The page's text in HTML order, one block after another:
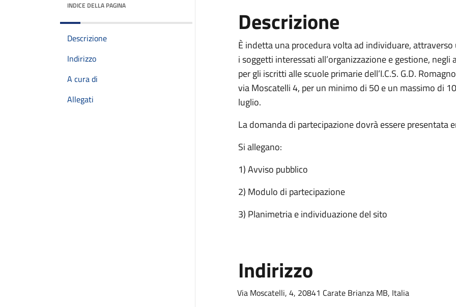
INDICE DELLA PAGINA
Descrizione
Indirizzo
A cura di
Allegati
Descrizione
È indetta una procedura volta ad individuare,
i soggetti interessati all’organizzazione e gestione,
per gli iscritti alle scuole primarie dell’I.C.S. G.D.
via Moscatelli 4, per un minimo di 50 e un massimo di
luglio.
La domanda di partecipazione dovrà essere presentata
Si allegano:
1) Avviso pubblico
2) Modulo di partecipazione
3) Planimetria e individuazione del sito
Indirizzo
Via Moscatelli, 4, 20841 Carate Brianza MB, Italia